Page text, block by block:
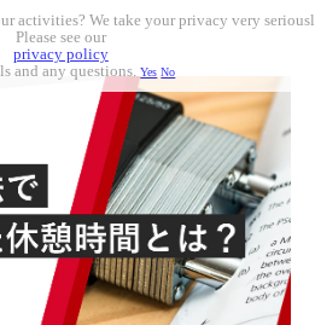
activities? We take your privacy very
Please see our
privacy policy
and any questions.Yes No